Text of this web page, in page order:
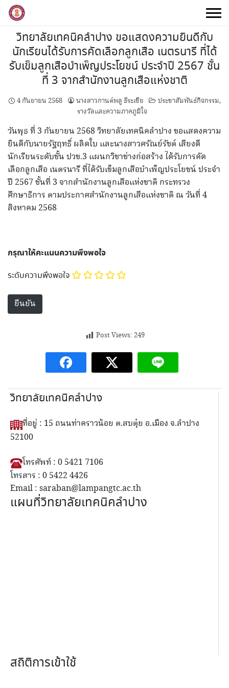
Skip
contentวิทยาลัยเทคนิคลำปาง ขอแสดงความยินดีกับ
นักเรียนได้รับการคัดเลือกลูกเสือ เนตรนารี ที่ได้
รับเข็มลูกเสือบำเพ็ญประโยชน์ ประจำปี 2567 ชั้น
ที่ 3 จากสำนักงานลูกเสือแห่งชาติ
4 กันยายน 2568 นางสาวกานต์พลู ธีระเชีย ประชาสัมพันธ์กิจกรรม,
รางวัลและความภาคภูมิใจ
วันพุธ ที่ 3 กันยายน 2568 วิทยาลัยเทคนิคลำปาง ขอแสดงความ
ยินดีกับนายรัฐฤทธิ์ ผลิดใบ และนางสาวศรัณย์รัชต์ เสียงดี
นักเรียนระดับชั้น ปวช.3 แผนกวิชาช่างก่อสร้าง ได้รับการคัด
เลือกลูกเสือ เนตรนารี ที่ได้รับเข็มลูกเสือบำเพ็ญประโยชน์ ประจำ
ปี 2567 ชั้นที่ 3 จากสำนักงานลูกเสือแห่งชาติ กระทรวง
ศึกษาธิการ ตามประกาศสำนักงานลูกเสือแห่งชาติ ณ วันที่ 4
สิงหาคม 2568
กรุณาให้คะแนนความพึงพอใจ
ระดับความพึงพอใจ
Post Views: 249
วิทยาลัยเทคนิคลำปาง
ที่อยู่ : 15 ถนนท่าคราวน้อย ต.สบตุ๋ย อ.เมือง จ.ลำปาง
52100
โทรศัพท์ : 0 5421 7106
โทรสาร : 0 5422 4426
Email : saraban@lampangtc.ac.th
แผนที่วิทยาลัยเทคนิคลำปาง
สถิติการเข้าใช้